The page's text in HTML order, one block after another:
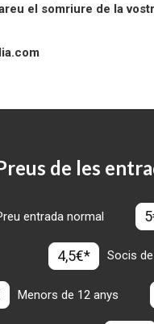
el somriure de la
de les
entrada normal
4,5€* Socis
Menors de 12 anys